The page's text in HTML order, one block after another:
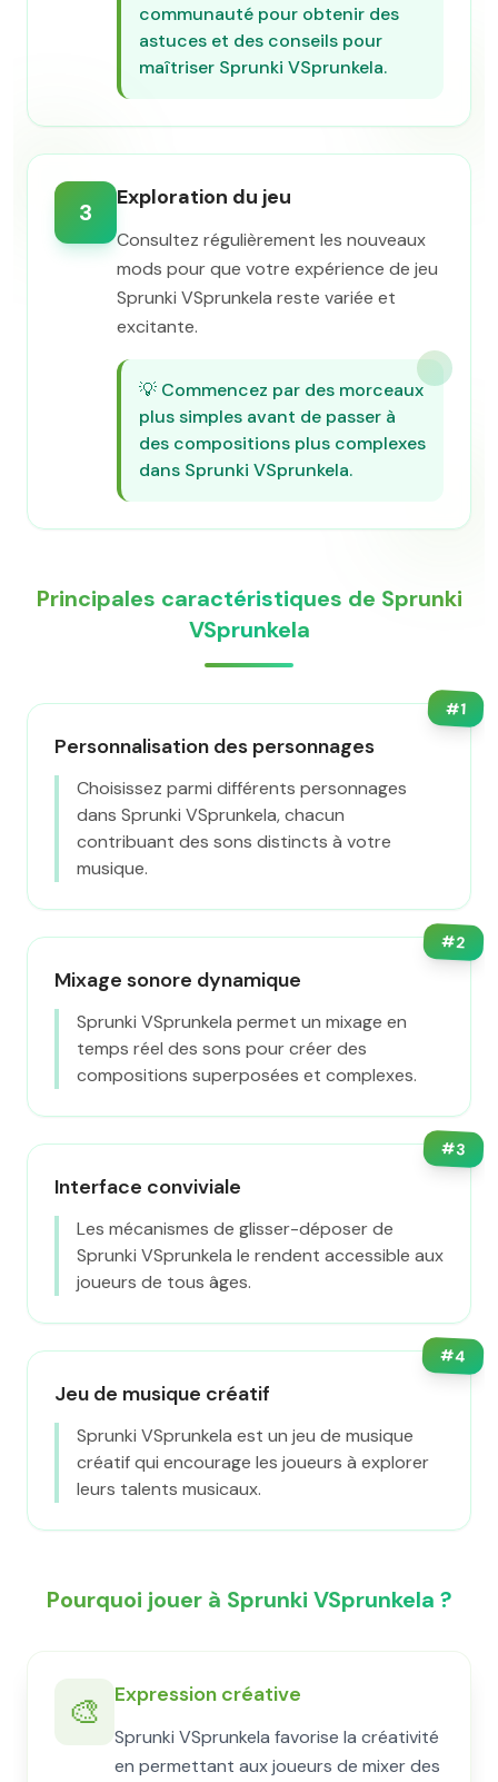
communauté pour obtenir des
astuces et des conseils pour
maîtriser Sprunki VSprunkela.
3
Exploration du jeu
Consultez régulièrement les nouveaux
mods pour que votre expérience de jeu
Sprunki VSprunkela reste variée et
excitante.
💡 Commencez par des morceaux
plus simples avant de passer à
des compositions plus complexes
dans Sprunki VSprunkela.
Principales caractéristiques de Sprunki
VSprunkela
#1
Personnalisation des personnages
Choisissez parmi différents personnages
dans Sprunki VSprunkela, chacun
contribuant des sons distincts à votre
musique.
#2
Mixage sonore dynamique
Sprunki VSprunkela permet un mixage en
temps réel des sons pour créer des
compositions superposées et complexes.
#3
Interface conviviale
Les mécanismes de glisser-déposer de
Sprunki VSprunkela le rendent accessible aux
joueurs de tous âges.
#4
Jeu de musique créatif
Sprunki VSprunkela est un jeu de musique
créatif qui encourage les joueurs à explorer
leurs talents musicaux.
Pourquoi jouer à Sprunki VSprunkela ?
🎨 Expression créative
Sprunki VSprunkela favorise la créativité
en permettant aux joueurs de mixer des